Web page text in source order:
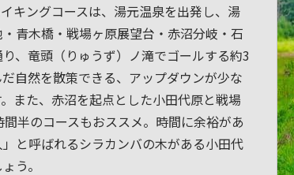
キングコースは、湯元温泉を出発し、湯
青木橋・戦場ヶ原展望台・赤沼分岐・石
、竜頭（りゅうず）ノ滝でゴールする約3
自然を散策できる、アップダウンが少な
また、赤沼を起点とした小田代原と戦場
半のコースもおススメ。時間に余裕があ
と呼ばれるシラカンバの木がある小田代
う。